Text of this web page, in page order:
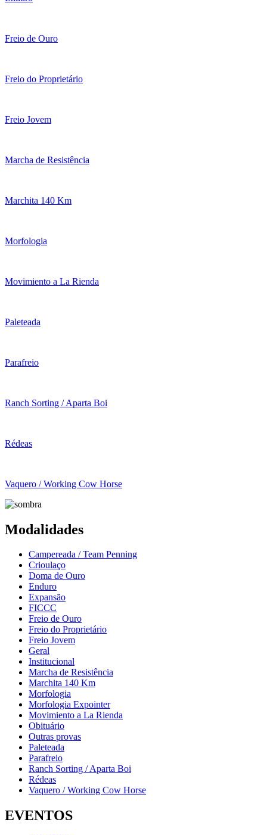
Freio de Ouro
Freio do Proprietário
Freio Jovem
Marcha de Resistência
Marchita 140 Km
Morfologia
Movimiento a La Rienda
Paleteada
Parafreio
Ranch Sorting / Aparta Boi
Rédeas
Vaquero / Working Cow Horse
Modalidades
Campereada / Team Penning
Crioulaço
Doma de Ouro
Enduro
Expansão
FICCC
Freio de Ouro
Freio do Proprietário
Freio Jovem
Geral
Institucional
Marcha de Resistência
Marchita 140 Km
Morfologia
Morfologia Expointer
Movimiento a La Rienda
Obituário
Outras provas
Paleteada
Parafreio
Ranch Sorting / Aparta Boi
Rédeas
Vaquero / Working Cow Horse
EVENTOS